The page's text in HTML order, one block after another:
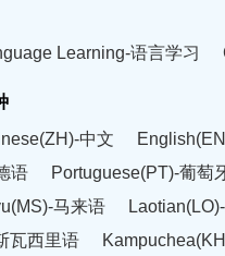
Learning-语言学习
中文
语
Portuguese(PT)-葡萄
马来语
瓦西里语